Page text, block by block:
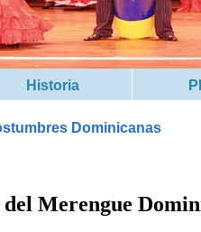
Historia
Dominicanas
Merengue